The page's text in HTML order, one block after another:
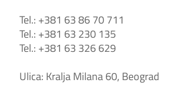
Tel.: +381 63 86 70 711
Tel.: +381 63 230 135
Tel.: +381 63 326 629
Ulica: Kralja Milana 60, Beograd